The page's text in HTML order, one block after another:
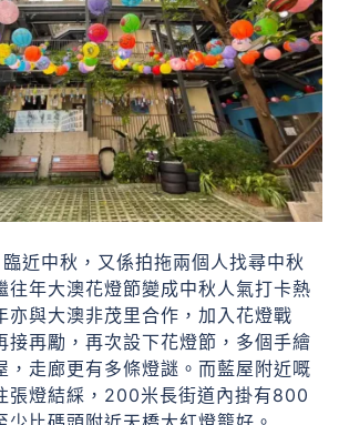
臨近中秋，又係拍拖兩個人找尋中秋
往年大澳花燈節變成中秋人氣打卡熱
亦與大澳非茂里合作，加入花燈戰
接再勵，再次設下花燈節，多個手繪
，走廊更有多條燈謎。而藍屋附近嘅
張燈結綵，200米長街道內掛有800